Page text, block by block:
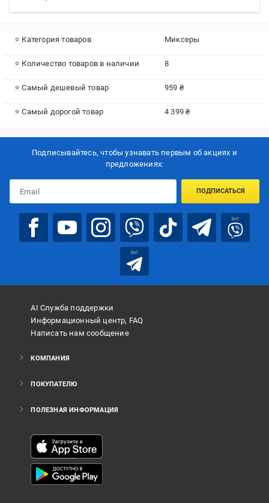
⭐ Категория товаров Миксеры
⭐ Количество товаров в наличии 8
⭐ Самый дешевый товар 959 ₴
⭐ Самый дорогой товар 4 399 ₴
Подписывайтесь, чтобы узнавать первым об акцияx и
предложениях:
ПОДПИСАТЬСЯ
bot
bot
AI Служба поддержки
Информационный центр, FAQ
Написать нам сообщение
КОМПАНИЯ
ПОКУПАТЕЛЮ
ПОЛЕЗНАЯ ИНФОРМАЦИЯ